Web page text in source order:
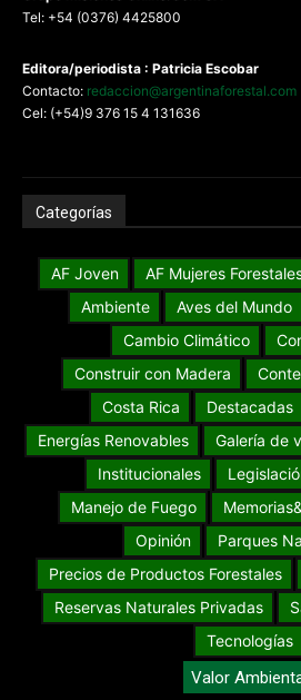
Tel: +54 (0376) 4425800
Editora/periodista : Patricia Escobar
Contacto: redaccion@argentinaforestal.com
Cel: (+54)9 376 15 4 131636
Categorías
AF Joven AF Mujeres
Ambiente
Aves del Mundo
Cambio Climático
Construir con Madera
Costa Rica
Destacadas
Energías Renovables
Galería de
Institucionales
Manejo de Fuego
Opinión
Parques
Precios de Productos Forestales
Reservas Naturales Privadas
Tecnologías
Valor